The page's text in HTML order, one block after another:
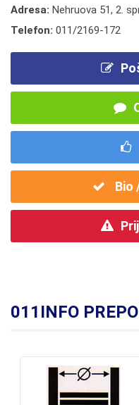
Adresa: Nehruova 51, 2.
Telefon: 011/2169-172
Bio
011INFO